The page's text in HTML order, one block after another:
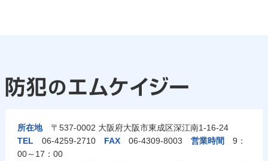
所在地〒537-0002 大阪府大阪市東成区深江南1-16-24
TEL 06-4259-2710 FAX06-4309-8003 営業時間
9：
00～17：00